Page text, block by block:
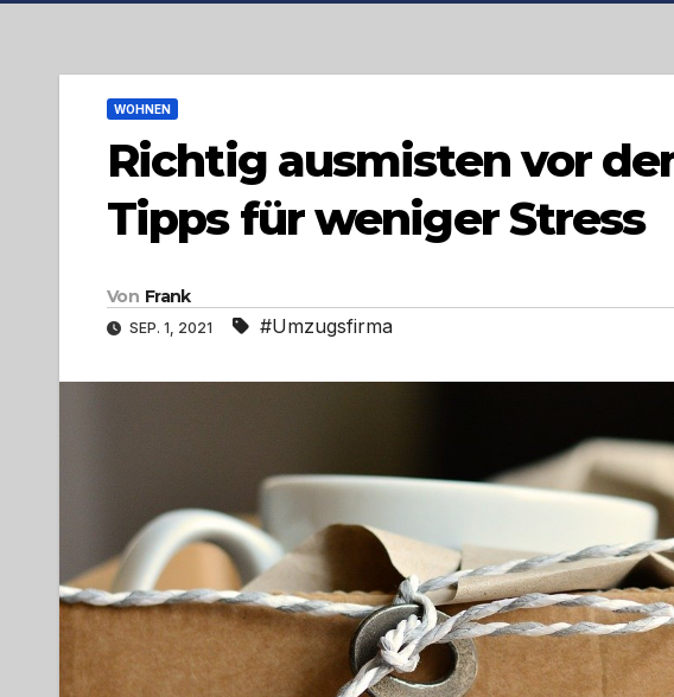
WOHNEN
Richtig ausmisten vor
Tipps für weniger Stress
Von Frank
SEP. 1, 2021 #Umzugsfirma